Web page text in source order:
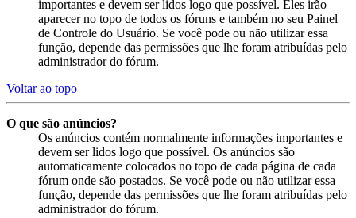
importantes e devem ser lidos logo que possível. Eles irão
aparecer no topo de todos os fóruns e também no seu Painel
de Controle do Usuário. Se você pode ou não utilizar essa
função, depende das permissões que lhe foram atribuídas pelo
administrador do fórum.
Voltar ao topo
O que são anúncios?
Os anúncios contém normalmente informações importantes e
devem ser lidos logo que possível. Os anúncios são
automaticamente colocados no topo de cada página de cada
fórum onde são postados. Se você pode ou não utilizar essa
função, depende das permissões que lhe foram atribuídas pelo
administrador do fórum.